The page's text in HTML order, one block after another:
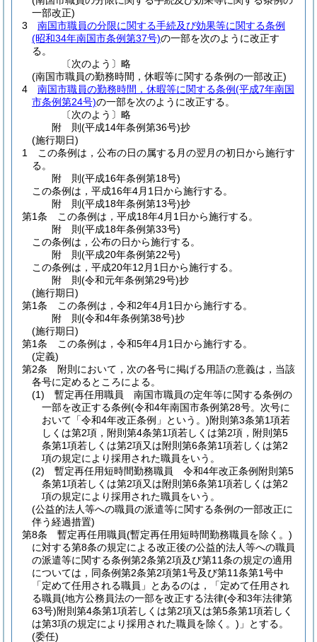
一部改正)
3
南国市職員の分限に関する手続及び効果等に関する条例
(昭和34年南国市条例第37号)の一部を次のように改正す
る。
〔次のよう〕略
(南国市職員の勤務時間，休暇等に関する条例の一部改正)
4
南国市職員の勤務時間，休暇等に関する条例(平成7年南国
市条例第24号)の一部を次のように改正する。
〔次のよう〕略
附 則(平成14年条例第36号)抄
(施行期日)
1
この条例は，公布の日の属する月の翌月の初日から施行す
る。
附 則(平成16年条例第18号)
この条例は，平成16年4月1日から施行する。
附 則(平成18年条例第13号)抄
第1条
この条例は，平成18年4月1日から施行する。
附 則(平成18年条例第33号)
この条例は，公布の日から施行する。
附 則(平成20年条例第22号)
この条例は，平成20年12月1日から施行する。
附 則(令和元年条例第29号)抄
(施行期日)
第1条
この条例は，令和2年4月1日から施行する。
附 則(令和4年条例第38号)抄
(施行期日)
第1条
この条例は，令和5年4月1日から施行する。
(定義)
第2条
附則において，次の各号に掲げる用語の意義は，当該
各号に定めるところによる。
(1)
暫定再任用職員 南国市職員の定年等に関する条例の
一部を改正する条例(令和4年南国市条例第28号。次号に
おいて「令和4年改正条例」という。)附則第3条第1項若
しくは第2項，附則第4条第1項若しくは第2項，附則第5
条第1項若しくは第2項又は附則第6条第1項若しくは第2
項の規定により採用された職員をいう。
(2)
暫定再任用短時間勤務職員 令和4年改正条例附則第5
条第1項若しくは第2項又は附則第6条第1項若しくは第2
項の規定により採用された職員をいう。
(公益的法人等への職員の派遣等に関する条例の一部改正に
伴う経過措置)
第8条
暫定再任用職員(暫定再任用短時間勤務職員を除く。)
に対する第8条の規定による改正後の公益的法人等への職員
の派遣等に関する条例第2条第2項及び第11条の規定の適用
については，同条例第2条第2項第1号及び第11条第1号中
「定めて任用される職員」とあるのは，「定めて任用され
る職員(地方公務員法の一部を改正する法律(令和3年法律第
63号)附則第4条第1項若しくは第2項又は第5条第1項若しく
は第3項の規定により採用された職員を除く。) 」とする。
(委任)